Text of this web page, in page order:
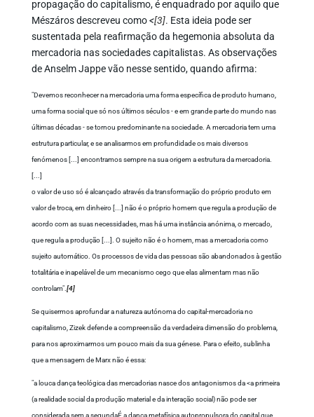
propagação do capitalismo, é enquadrado por aquilo que
Mészáros descreveu como<[3]. Esta ideia pode ser
sustentada pela reafirmação da hegemonia absoluta da
mercadoria nas sociedades capitalistas. As observações
de Anselm Jappe vão nesse sentido, quando afirma:
"Devemos reconhecer na mercadoria uma forma específica de produto humano,
uma forma social que só nos últimos séculos - e em grande parte do mundo nas
últimas décadas - se tornou predominante na sociedade. A mercadoria tem uma
estrutura particular, e se analisarmos em profundidade os mais diversos
fenómenos [...] encontramos sempre na sua origem a estrutura da mercadoria.
[...]
o valor de uso só é alcançado através da transformação do próprio produto em
valor de troca, em dinheiro [...] não é o próprio homem que regula a produção de
acordo com as suas necessidades, mas há uma instância anónima, o mercado,
que regula a produção [...]. O sujeito não é o homem, mas a mercadoria como
sujeito automático. Os processos de vida das pessoas são abandonados à gestão
totalitária e inapelável de um mecanismo cego que elas alimentam mas não
controlam". [4]
Se quisermos aprofundar a natureza autónoma do capital-mercadoria no
capitalismo, Zizek defende a compreensão da verdadeira dimensão do problema,
para nos aproximarmos um pouco mais da sua génese. Para o efeito, sublinha
que a mensagem de Marx não é essa:
"a louca dança teológica das mercadorias nasce dos antagonismos da <a primeira
(a realidade social da produção material e da interação social) não pode ser
considerada sem a segundaÉ a dança metafísica autopropulsora do capital que